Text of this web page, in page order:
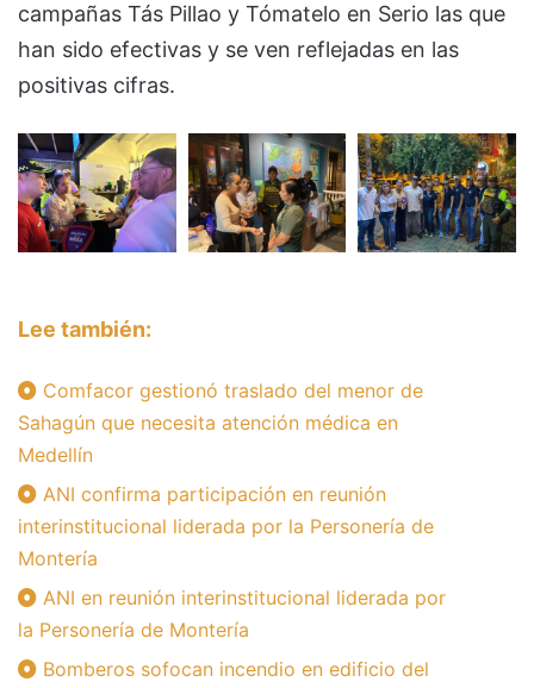
campañas Tás Pillao y Tómatelo en Serio las que
han sido efectivas y se ven reflejadas en las
positivas cifras.
Lee también:
Comfacor gestionó traslado del menor de
Sahagún que necesita atención médica en
Medellín
ANI confirma participación en reunión
interinstitucional liderada por la Personería de
Montería
ANI en reunión interinstitucional liderada por
la Personería de Montería
Bomberos sofocan incendio en edificio del